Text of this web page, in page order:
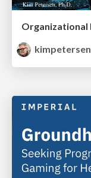
kimpetersen